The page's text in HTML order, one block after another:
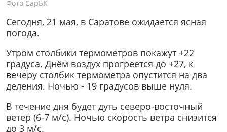
Фото СарБК
Сегодня, 21 мая, в Саратове ожидается ясная
погода.
Утром столбики термометров покажут +22
градуса. Днём воздух прогреется до +27, к
вечеру столбик термометра опустится на два
деления. Ночью - 19 градусов выше нуля.
В течение дня будет дуть северо-восточный
ветер (6-7 м/с). Ночью скорость ветра снизится
до 3 м/с.